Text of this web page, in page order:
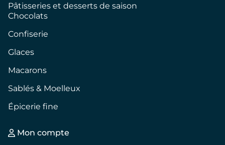
Pâtisseries et desserts de saison
Chocolats
Confiserie
Glaces
Macarons
Sablés & Moelleux
Épicerie fine
Mon compte